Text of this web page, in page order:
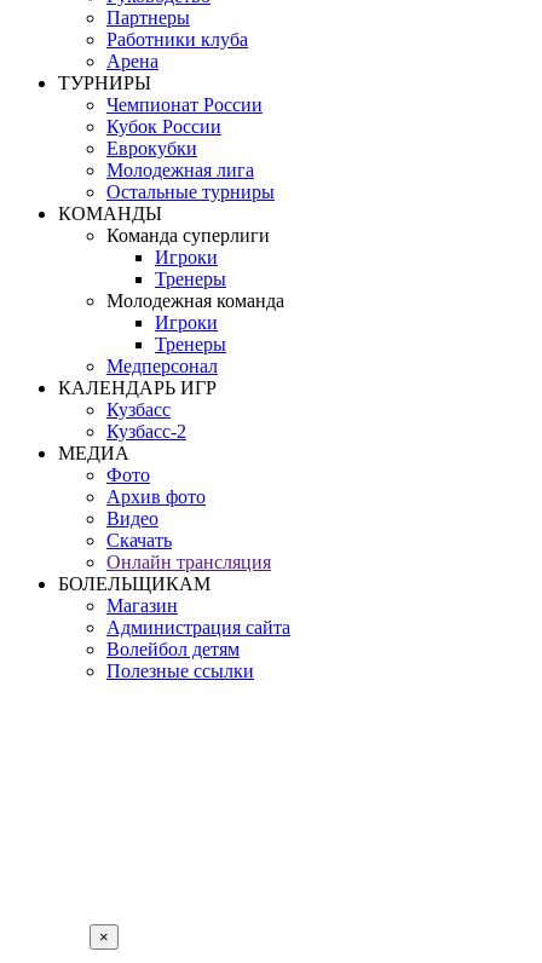
Партнеры
Работники клуба
Арена
ТУРНИРЫ
Чемпионат России
Кубок России
Еврокубки
Молодежная лига
Остальные турниры
КОМАНДЫ
Команда суперлиги
Игроки
Тренеры
Молодежная команда
Игроки
Тренеры
Медперсонал
КАЛЕНДАРЬ ИГР
Кузбасс
Кузбасс-2
МЕДИА
Фото
Архив фото
Видео
Скачать
Онлайн трансляция
БОЛЕЛЬЩИКАМ
Магазин
Администрация сайта
Волейбол детям
Полезные ссылки
×